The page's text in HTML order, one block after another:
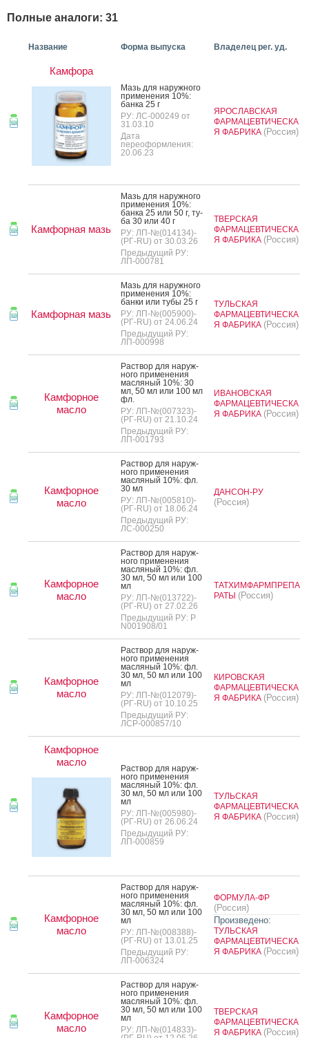
Полные аналоги: 31
Название Форма выпуска Владелец рег. уд.
Камфора
Мазь для на­руж­но­го
при­мене­ния 10%:
бан­ка 25 г
РУ: ЛС-000249 от
31.03.10
Дата
переоформления:
20.06.23
ЯРОСЛАВСКАЯ
ФАРМАЦЕВТИЧЕСКА
Я ФАБРИКА (Россия)
Камфорная мазь
Мазь для на­руж­но­го
при­мене­ния 10%:
бан­ка 25 или 50 г, ту­
ба 30 или 40 г
РУ: ЛП-№(014134)-
(РГ-RU) от 30.03.26
Предыдущий РУ:
ЛП-000781
ТВЕРСКАЯ
ФАРМАЦЕВТИЧЕСКА
Я ФАБРИКА (Россия)
Камфорная мазь
Мазь для на­руж­но­го
при­мене­ния 10%:
бан­ки или ту­бы 25 г
РУ: ЛП-№(005900)-
(РГ-RU) от 24.06.24
Предыдущий РУ:
ЛП-000998
ТУЛЬСКАЯ
ФАРМАЦЕВТИЧЕСКА
Я ФАБРИКА (Россия)
Камфорное
масло
Рас­твор для на­руж­
но­го при­мене­ния
мас­ля­ный 10%: 30
мл, 50 мл или 100 мл
фл.
РУ: ЛП-№(007323)-
(РГ-RU) от 21.10.24
Предыдущий РУ:
ЛП-001793
ИВАНОВСКАЯ
ФАРМАЦЕВТИЧЕСКА
Я ФАБРИКА (Россия)
Камфорное
масло
Рас­твор для на­руж­
но­го при­мене­ния
мас­ля­ный 10%: фл.
30 мл
РУ: ЛП-№(005810)-
(РГ-RU) от 18.06.24
Предыдущий РУ:
ЛС-000250
ДАНСОН-РУ
(Россия)
Камфорное
масло
Рас­твор для на­руж­
но­го при­мене­ния
мас­ля­ный 10%: фл.
30 мл, 50 мл или 100
мл
РУ: ЛП-№(013722)-
(РГ-RU) от 27.02.26
Предыдущий РУ: Р
N001908/01
ТАТХИМФАРМПРЕПА
РАТЫ (Россия)
Камфорное
масло
Рас­твор для на­руж­
но­го при­мене­ния
мас­ля­ный 10%: фл.
30 мл, 50 мл или 100
мл
РУ: ЛП-№(012079)-
(РГ-RU) от 10.10.25
Предыдущий РУ:
ЛСР-000857/10
КИРОВСКАЯ
ФАРМАЦЕВТИЧЕСКА
Я ФАБРИКА (Россия)
Камфорное
масло
Рас­твор для на­руж­
но­го при­мене­ния
мас­ля­ный 10%: фл.
30 мл, 50 мл или 100
мл
РУ: ЛП-№(005980)-
(РГ-RU) от 26.06.24
Предыдущий РУ:
ЛП-000859
ТУЛЬСКАЯ
ФАРМАЦЕВТИЧЕСКА
Я ФАБРИКА (Россия)
Камфорное
масло
Рас­твор для на­руж­
но­го при­мене­ния
мас­ля­ный 10%: фл.
30 мл, 50 мл или 100
мл
РУ: ЛП-№(008388)-
(РГ-RU) от 13.01.25
Предыдущий РУ:
ЛП-006324
ФОРМУЛА-ФР
(Россия)
Произведено:
ТУЛЬСКАЯ
ФАРМАЦЕВТИЧЕСКА
Я ФАБРИКА (Россия)
Камфорное
масло
Рас­твор для на­руж­
но­го при­мене­ния
мас­ля­ный 10%: фл.
30 мл, 50 мл или 100
мл
РУ: ЛП-№(014833)-
ТВЕРСКАЯ
ФАРМАЦЕВТИЧЕСКА
Я ФАБРИКА (Россия)